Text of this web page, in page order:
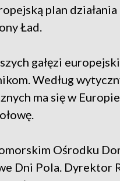
plan
Ład.
gałęzi
Według
ma się w
Ośrodku
Dni Pola. Dyrektor